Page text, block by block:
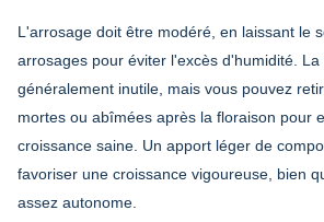
L'arrosage doit être modéré, en laissant le
arrosages pour éviter l'excès d'humidité. La
généralement inutile, mais vous pouvez
mortes ou abîmées après la floraison pour
croissance saine. Un apport léger de
favoriser une croissance vigoureuse, bien
assez autonome.